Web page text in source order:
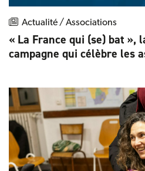
Actualité / Associations
« La France qui (se) bat »,
campagne qui célèbre les